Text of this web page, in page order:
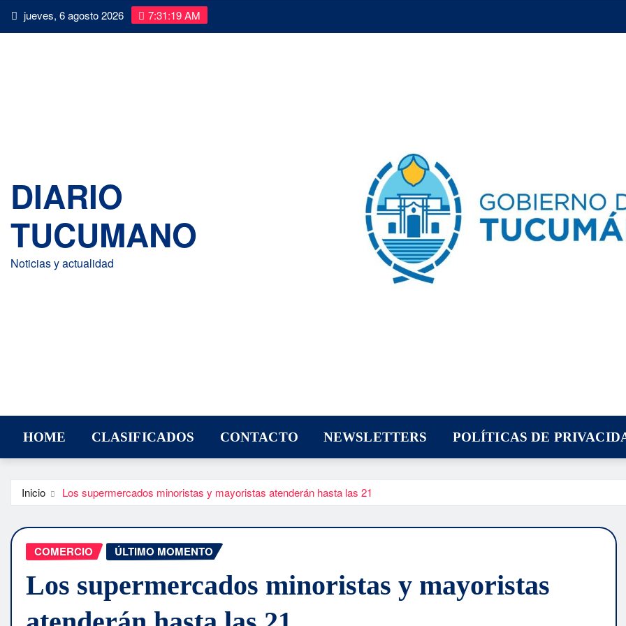
Saltarjueves, 6 agosto 2026 7:31:20 AM
DIARIO
TUCUMANO
Noticias y actualidad
HOME CLASIFICADOS CONTACTO NEWSLETTERS POLÍTICAS DE
Inicio Los supermercados minoristas y mayoristas atenderán hasta las 21
COMERCIO ÚLTIMO MOMENTO
Los supermercados minoristas y mayoristas